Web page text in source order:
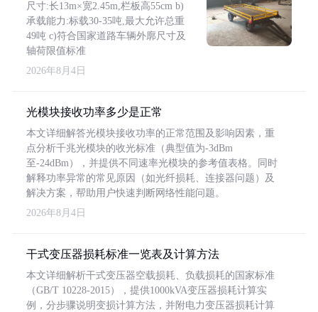
尺寸:长13m×宽2.45m,栏板高55cm b)
承载能力:标载30-35吨,最大允许总重
49吨 c)符合国家道路车辆外廓尺寸及
轴荷限值标准
2026年8月4日
光模块接收功率多少是正常
本文详细解答光模块接收功率的正常范围及影响因素，重
点分析千兆光模块的收光标准（典型值为-3dBm
至-24dBm），并提供不同速率光模块的参考值表格。同时
解释功率异常的常见原因（如光纤损耗、连接器问题）及
解决方案，帮助用户快速判断网络性能问题。
2026年8月4日
干式变压器损耗标准一览表及计算方法
本文详细解析干式变压器空载损耗、负载损耗的国家标准
（GB/T 10228-2015），提供1000kVA变压器损耗计算实
例，分步骤说明变损计算方法，并附电力变压器损耗计算